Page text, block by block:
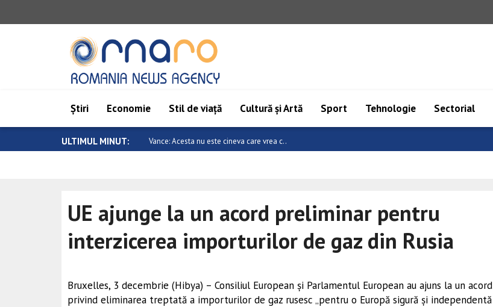
Știri Economie Stil de viață Cultură și Artă Sport Tehnologie Sectorial
ULTIMUL MINUT: Metsola: Vom transmite cultura și tradiț..
UE ajunge la un acord preliminar pentru
interzicerea importurilor de gaz din Rusia
Bruxelles, 3 decembrie (Hibya) – Consiliul European și Parlamentul European au ajuns la un acord
privind eliminarea treptată a importurilor de gaz rusesc „pentru o Europă sigură și independentă